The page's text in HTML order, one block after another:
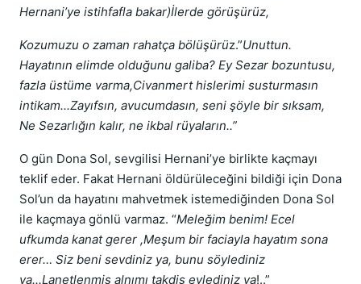
Hernani’ye istihfafla bakar)İlerde görüşürüz,
Kozumuzu o zaman rahatça bölüşürüz.”Unuttun.
Hayatının elimde olduğunu galiba? Ey Sezar bozuntusu,
fazla üstüme varma,Civanmert hislerimi susturmasın
intikam...Zayıfsın, avucumdasın, seni şöyle bir sıksam,
Ne Sezarlığın kalır, ne ikbal rüyaların..”
O gün Dona Sol, sevgilisi Hernani’ye birlikte kaçmayı
teklif eder. Fakat Hernani öldürüleceğini bildiği için Dona
Sol’un da hayatını mahvetmek istemediğinden Dona Sol
ile kaçmaya gönlü varmaz. “Meleğim benim! Ecel
ufkumda kanat gerer ,Meşum bir faciayla hayatım sona
erer… Siz beni sevdiniz ya, bunu söylediniz
ya...Lanetlenmiş alnımı takdis eylediniz ya!..”